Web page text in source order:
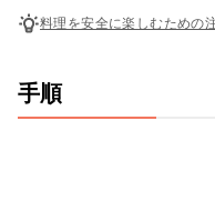
料理を安全に楽しむための
手順